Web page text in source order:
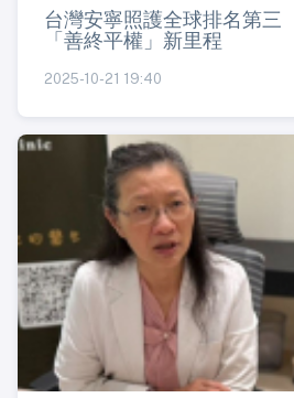
台灣安寧照護全球排名第
「善終平權」新里程
2025-10-21 19:40